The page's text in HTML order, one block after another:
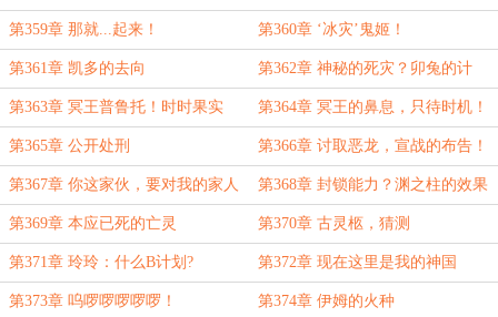
第359章 那就...起来！ 第360章 ‘冰灾’鬼姬！
第361章 凯多的去向 第362章 神秘的死灾？卯兔的计
划！
第363章 冥王普鲁托！时时果实 第364章 冥王的鼻息，只待时机！
第365章 公开处刑 第366章 讨取恶龙，宣战的布告！
第367章 你这家伙，要对我的家人
做什么！？
第368章 封锁能力？渊之柱的效果
第369章 本应已死的亡灵 第370章 古灵柩，猜测
第371章 玲玲：什么B计划? 第372章 现在这里是我的神国
第373章 呜啰啰啰啰啰！ 第374章 伊姆的火种